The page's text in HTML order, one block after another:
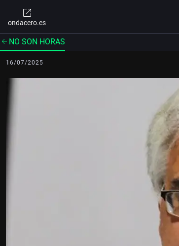
ondacero.es
NO SON HORAS
16/07/2025